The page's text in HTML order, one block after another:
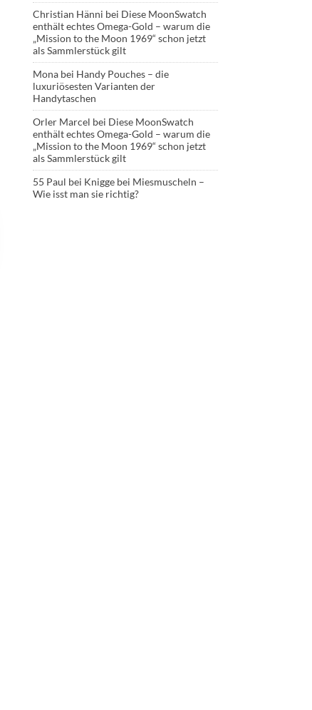
Christian Hänni bei Diese MoonSwatch
enthält echtes Omega-Gold – warum die
„Mission to the Moon 1969“ schon jetzt
als Sammlerstück gilt
Mona bei Handy Pouches – die
luxuriösesten Varianten der
Handytaschen
Orler Marcel bei Diese MoonSwatch
enthält echtes Omega-Gold – warum die
„Mission to the Moon 1969“ schon jetzt
als Sammlerstück gilt
55 Paul bei Knigge bei Miesmuscheln –
Wie isst man sie richtig?